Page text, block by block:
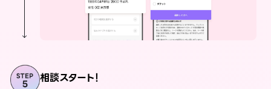
相談スタート！